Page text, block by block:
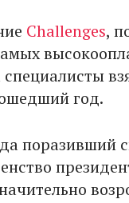
Challenges,
год.
поразивший